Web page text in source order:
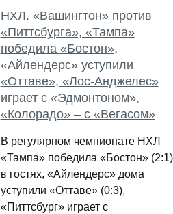
НХЛ. «Вашингтон» против
«Питтсбурга», «Тампа»
победила «Бостон»,
«Айлендерс» уступили
«Оттаве», «Лос-Анджелес»
играет с «Эдмонтоном»,
«Колорадо» – с «Вегасом»
В регулярном чемпионате НХЛ
«Тампа» победила «Бостон» (2:1)
в гостях, «Айлендерс» дома
уступили «Оттаве» (0:3),
«Питтсбург» играет с